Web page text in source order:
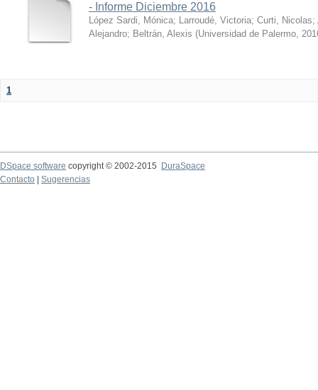
- Informe Diciembre 2016
López Sardi, Mónica; Larroudé, Victoria; Curti, Nicolas;
Alejandro; Beltrán, Alexis (Universidad de Palermo,
1
DSpace software copyright © 2002-2015
DuraSpace
Contacto
Sugerencias